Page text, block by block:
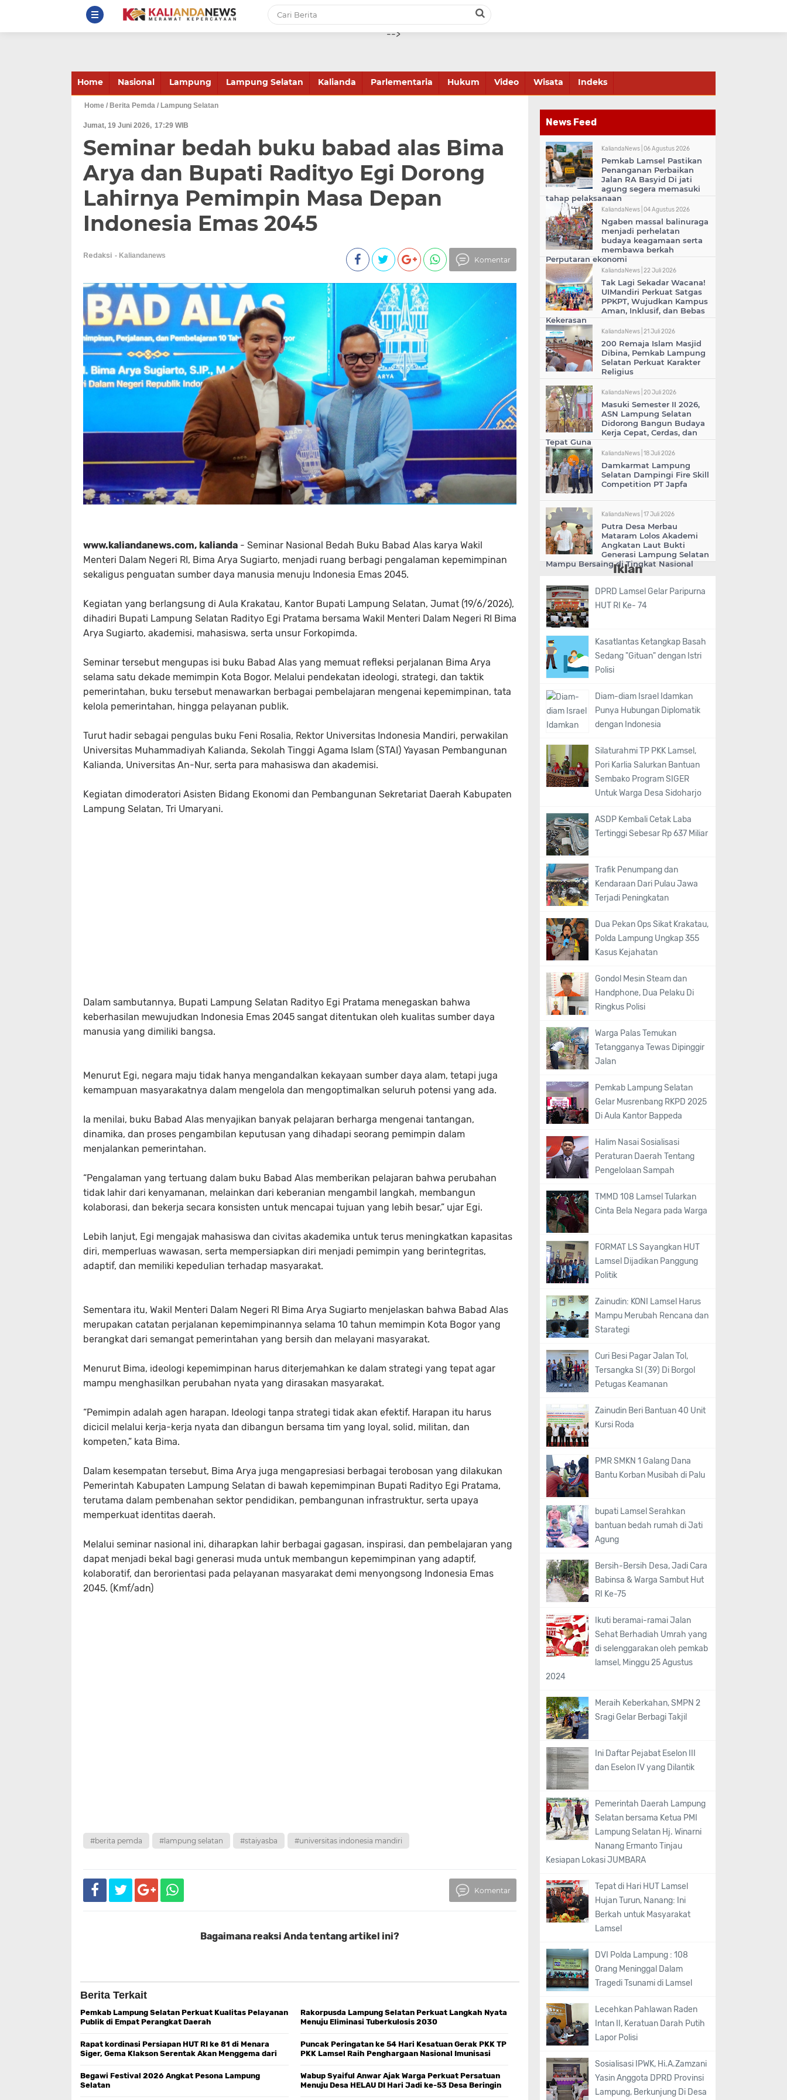
-->
Home Nasional Lampung Lampung Selatan Kalianda Parlementaria Hukum Video Wisata Indeks
Home / Berita Pemda / Lampung Selatan
Jumat, 19 Juni 2026 17:29 WIB
Seminar bedah buku babad alas Bima
Arya dan Bupati Radityo Egi Dorong
Lahirnya Pemimpin Masa Depan
Indonesia Emas 2045
Redaksi
Komentar
www.kaliandanews.com, kalianda - Seminar Nasional Bedah Buku Babad Alas karya Wakil
Menteri Dalam Negeri RI, Bima Arya Sugiarto, menjadi ruang berbagi pengalaman kepemimpinan
sekaligus penguatan sumber daya manusia menuju Indonesia Emas 2045.
Kegiatan yang berlangsung di Aula Krakatau, Kantor Bupati Lampung Selatan, Jumat (19/6/2026),
dihadiri Bupati Lampung Selatan Radityo Egi Pratama bersama Wakil Menteri Dalam Negeri RI Bima
Arya Sugiarto, akademisi, mahasiswa, serta unsur Forkopimda.
Seminar tersebut mengupas isi buku Babad Alas yang memuat refleksi perjalanan Bima Arya
selama satu dekade memimpin Kota Bogor. Melalui pendekatan ideologi, strategi, dan taktik
pemerintahan, buku tersebut menawarkan berbagai pembelajaran mengenai kepemimpinan, tata
kelola pemerintahan, hingga pelayanan publik.
Turut hadir sebagai pengulas buku Feni Rosalia, Rektor Universitas Indonesia Mandiri, perwakilan
Universitas Muhammadiyah Kalianda, Sekolah Tinggi Agama Islam (STAI) Yayasan Pembangunan
Kalianda, Universitas An-Nur, serta para mahasiswa dan akademisi.
Kegiatan dimoderatori Asisten Bidang Ekonomi dan Pembangunan Sekretariat Daerah Kabupaten
Lampung Selatan, Tri Umaryani.
Dalam sambutannya, Bupati Lampung Selatan Radityo Egi Pratama menegaskan bahwa
keberhasilan mewujudkan Indonesia Emas 2045 sangat ditentukan oleh kualitas sumber daya
manusia yang dimiliki bangsa.
Menurut Egi, negara maju tidak hanya mengandalkan kekayaan sumber daya alam, tetapi juga
kemampuan masyarakatnya dalam mengelola dan mengoptimalkan seluruh potensi yang ada.
Ia menilai, buku Babad Alas menyajikan banyak pelajaran berharga mengenai tantangan,
dinamika, dan proses pengambilan keputusan yang dihadapi seorang pemimpin dalam
menjalankan pemerintahan.
“Pengalaman yang tertuang dalam buku Babad Alas memberikan pelajaran bahwa perubahan
tidak lahir dari kenyamanan, melainkan dari keberanian mengambil langkah, membangun
kolaborasi, dan bekerja secara konsisten untuk mencapai tujuan yang lebih besar,” ujar Egi.
Lebih lanjut, Egi mengajak mahasiswa dan civitas akademika untuk terus meningkatkan kapasitas
diri, memperluas wawasan, serta mempersiapkan diri menjadi pemimpin yang berintegritas,
adaptif, dan memiliki kepedulian terhadap masyarakat.
Sementara itu, Wakil Menteri Dalam Negeri RI Bima Arya Sugiarto menjelaskan bahwa Babad Alas
merupakan catatan perjalanan kepemimpinannya selama 10 tahun memimpin Kota Bogor yang
berangkat dari semangat pemerintahan yang bersih dan melayani masyarakat.
Menurut Bima, ideologi kepemimpinan harus diterjemahkan ke dalam strategi yang tepat agar
mampu menghasilkan perubahan nyata yang dirasakan masyarakat.
“Pemimpin adalah agen harapan. Ideologi tanpa strategi tidak akan efektif. Harapan itu harus
dicicil melalui kerja-kerja nyata dan dibangun bersama tim yang loyal, solid, militan, dan
kompeten,” kata Bima.
Dalam kesempatan tersebut, Bima Arya juga mengapresiasi berbagai terobosan yang dilakukan
Pemerintah Kabupaten Lampung Selatan di bawah kepemimpinan Bupati Radityo Egi Pratama,
terutama dalam pembenahan sektor pendidikan, pembangunan infrastruktur, serta upaya
memperkuat identitas daerah.
Melalui seminar nasional ini, diharapkan lahir berbagai gagasan, inspirasi, dan pembelajaran yang
dapat menjadi bekal bagi generasi muda untuk membangun kepemimpinan yang adaptif,
kolaboratif, dan berorientasi pada pelayanan masyarakat demi menyongsong Indonesia Emas
2045. (Kmf/adn)
#berita pemda #lampung selatan #staiyasba #universitas indonesia mandiri
Komentar
Bagaimana reaksi Anda tentang artikel ini?
Berita Terkait
Pemkab Lampung Selatan Perkuat Kualitas Pelayanan
Publik di Empat Perangkat Daerah
Rakorpusda Lampung Selatan Perkuat Langkah Nyata
Menuju Eliminasi Tuberkulosis 2030
Rapat kordinasi Persiapan HUT RI ke 81 di Menara
Siger, Gema Klakson Serentak Akan Menggema dari
Puncak Peringatan ke 54 Hari Kesatuan Gerak PKK TP
PKK Lamsel Raih Penghargaan Nasional Imunisasi
Begawi Festival 2026 Angkat Pesona Lampung
Selatan
Wabup Syaiful Anwar Ajak Warga Perkuat Persatuan
Menuju Desa HELAU DI Hari Jadi ke-53 Desa Beringin
News Feed
KaliandaNews | 06 Agustus 2026
Pemkab Lamsel Pastikan
Penanganan Perbaikan
Jalan RA Basyid Di jati
agung segera memasuki
tahap pelaksanaan
KaliandaNews | 04 Agustus 2026
Ngaben massal balinuraga
menjadi perhelatan
budaya keagamaan serta
membawa berkah
Perputaran ekonomi
KaliandaNews | 22 Juli 2026
Tak Lagi Sekadar Wacana!
UIMandiri Perkuat Satgas
PPKPT, Wujudkan Kampus
Aman, Inklusif, dan Bebas
Kekerasan
KaliandaNews | 21 Juli 2026
200 Remaja Islam Masjid
Dibina, Pemkab Lampung
Selatan Perkuat Karakter
Religius
KaliandaNews | 20 Juli 2026
Masuki Semester II 2026,
ASN Lampung Selatan
Didorong Bangun Budaya
Kerja Cepat, Cerdas, dan
Tepat Guna
KaliandaNews | 18 Juli 2026
Damkarmat Lampung
Selatan Dampingi Fire Skill
Competition PT Japfa
KaliandaNews | 17 Juli 2026
Putra Desa Merbau
Mataram Lolos Akademi
Angkatan Laut Bukti
Generasi Lampung Selatan
Mampu Bersaing di Tingkat Nasional
Iklan
DPRD Lamsel Gelar Paripurna
HUT RI Ke- 74
Kasatlantas Ketangkap Basah
Sedang "Gituan" dengan Istri
Polisi
Diam-diam Israel Idamkan
Punya Hubungan Diplomatik
dengan Indonesia
Silaturahmi TP PKK Lamsel,
Pori Karlia Salurkan Bantuan
Sembako Program SIGER
Untuk Warga Desa Sidoharjo
ASDP Kembali Cetak Laba
Tertinggi Sebesar Rp 637 Miliar
Trafik Penumpang dan
Kendaraan Dari Pulau Jawa
Terjadi Peningkatan
Dua Pekan Ops Sikat Krakatau,
Polda Lampung Ungkap 355
Kasus Kejahatan
Gondol Mesin Steam dan
Handphone, Dua Pelaku Di
Ringkus Polisi
Warga Palas Temukan
Tetangganya Tewas Dipinggir
Jalan
Pemkab Lampung Selatan
Gelar Musrenbang RKPD 2025
Di Aula Kantor Bappeda
Halim Nasai Sosialisasi
Peraturan Daerah Tentang
Pengelolaan Sampah
TMMD 108 Lamsel Tularkan
Cinta Bela Negara pada Warga
FORMAT LS Sayangkan HUT
Lamsel Dijadikan Panggung
Politik
Zainudin: KONI Lamsel Harus
Mampu Merubah Rencana dan
Starategi
Curi Besi Pagar Jalan Tol,
Tersangka SI (39) Di Borgol
Petugas Keamanan
Zainudin Beri Bantuan 40 Unit
Kursi Roda
PMR SMKN 1 Galang Dana
Bantu Korban Musibah di Palu
bupati Lamsel Serahkan
bantuan bedah rumah di Jati
Agung
Bersih-Bersih Desa, Jadi Cara
Babinsa & Warga Sambut Hut
RI Ke-75
Ikuti beramai-ramai Jalan
Sehat Berhadiah Umrah yang
di selenggarakan oleh pemkab
lamsel, Minggu 25 Agustus
2024
Meraih Keberkahan, SMPN 2
Sragi Gelar Berbagi Takjil
Ini Daftar Pejabat Eselon III
dan Eselon IV yang Dilantik
Pemerintah Daerah Lampung
Selatan bersama Ketua PMI
Lampung Selatan Hj. Winarni
Nanang Ermanto Tinjau
Kesiapan Lokasi JUMBARA
Tepat di Hari HUT Lamsel
Hujan Turun, Nanang: Ini
Berkah untuk Masyarakat
Lamsel
DVI Polda Lampung : 108
Orang Meninggal Dalam
Tragedi Tsunami di Lamsel
Lecehkan Pahlawan Raden
Intan II, Keratuan Darah Putih
Lapor Polisi
Sosialisasi IPWK, Hi.A.Zamzani
Yasin Anggota DPRD Provinsi
Lampung, Berkunjung Di Desa